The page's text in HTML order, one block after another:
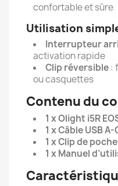
confortable et sûre
Utilisation
Interrupteur
activation rapide
Clip réversible:
ou casquettes
Contenu du
1 x Olight i5R
1 x Câble USB A-
1 x Clip de poche
1 x Manuel